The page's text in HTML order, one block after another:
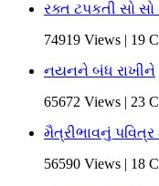
રક્ત ટપકતી સો સો
74919 Views | 19
નયનને બંધ રાખીને
65672 Views | 23
મૈત્રીભાવનું
56590 Views | 18